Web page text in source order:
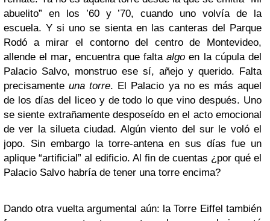
abuelito” en los ’60 y ’70, cuando uno volvía de la
escuela. Y si uno se sienta en las canteras del Parque
Rodó a mirar el contorno del centro de Montevideo,
allende el mar, encuentra que faltaalgo en la cúpula del
Palacio Salvo, monstruo ese sí, añejo y querido. Falta
precisamenteuna torre. El Palacio ya no es más aquel
de los días del liceo y de todo lo que vino después. Uno
se siente extrañamente desposeído en el acto emocional
de ver la silueta ciudad. Algún viento del sur le voló el
jopo. Sin embargo la torre-antena en sus días fue un
aplique “artificial” al edificio. Al fin de cuentas ¿por qué el
Palacio Salvo habría de tener una torre encima?
Dando otra vuelta argumental aún: la Torre Eiffel también